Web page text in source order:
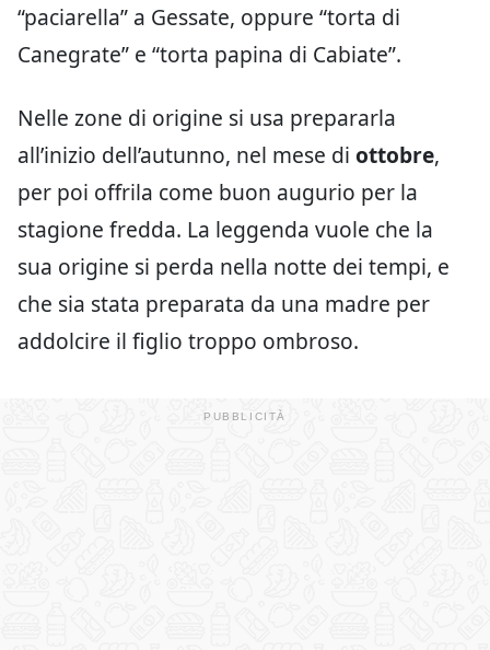
“paciarella” a Gessate, oppure “torta di
Canegrate” e “torta papina di Cabiate”.
Nelle zone di origine si usa prepararla
all’inizio dell’autunno, nel mese di ottobre,
per poi offrila come buon augurio per la
stagione fredda. La leggenda vuole che la
sua origine si perda nella notte dei tempi, e
che sia stata preparata da una madre per
addolcire il figlio troppo ombroso.